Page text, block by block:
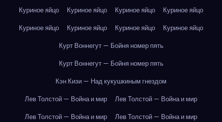
Куриное яйцо
Куриное яйцо Куриное яйцо
Куриное яйцо
Куриное яйцо
Куриное яйцо Куриное яйцо
Куриное яйцо
Курт Воннегут — Бойня номер пять
Курт Воннегут — Бойня номер пять
Кэн Кизи — Над кукушкиным гнездом
Лев Толстой — Война и мир
Лев Толстой — Война и мир
Лев Толстой — Война и мир
Лев Толстой — Война и мир